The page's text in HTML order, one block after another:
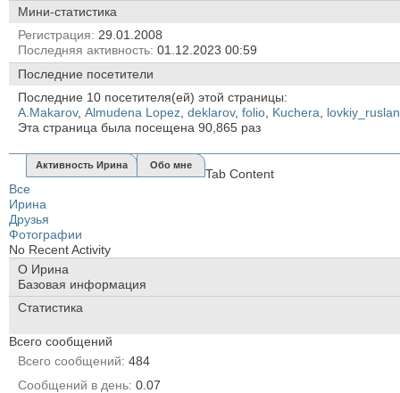
Мини-статистика
Регистрация
29.01.2008
Последняя активность 01.12.2023 00:59
Последние посетители
Последние 10 посетителя(ей) этой страницы:
A.Makarov, Almudena Lopez deklarov, folio Kuchera
lovkiy_ruslan
Эта страница была посещена 90,865 раз
Активность Иринa Обо мне
Tab Content
Все
Иринa
Друзья
Фотографии
No Recent Activity
О Иринa
Базовая информация
Статистика
Всего сообщений
Всего сообщений 484
Сообщений в день 0.07